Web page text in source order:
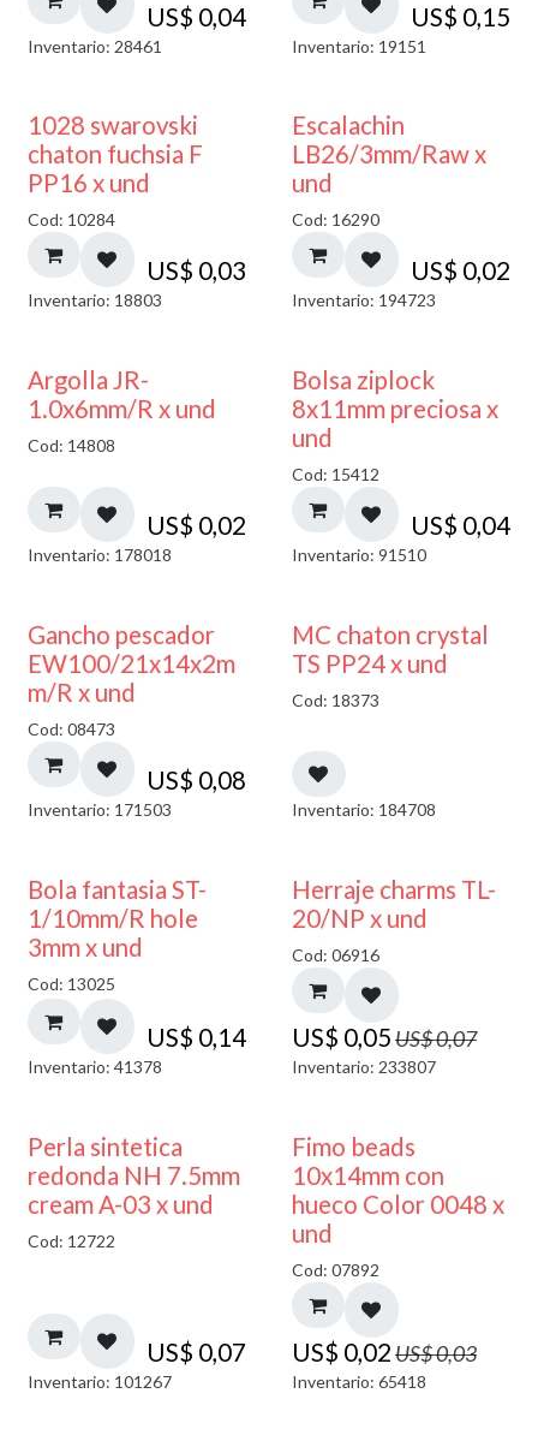
US$ 0,04
Inventario: 28461
US$ 0,15
Inventario: 19151
1028 swarovski
chaton fuchsia F
PP16 x und
Cod: 10284
US$ 0,03
Inventario: 18803
Escalachin
LB26/3mm/Raw x
und
Cod: 16290
US$ 0,02
Inventario: 194723
Argolla JR-
1.0x6mm/R x und
Cod: 14808
US$ 0,02
Inventario: 178018
¡NUEVO!
Bolsa ziplock
8x11mm preciosa x
und
Cod: 15412
US$ 0,04
Inventario: 91510
Gancho pescador
EW100/21x14x2m
m/R x und
Cod: 08473
US$ 0,08
Inventario: 171503
MC chaton crystal
TS PP24 x und
Cod: 18373
Inventario: 184708
Bola fantasia ST-
1/10mm/R hole
3mm x und
Cod: 13025
US$ 0,14
Inventario: 41378
40% DESCUENTO
Herraje charms TL-
20/NP x und
Cod: 06916
US$ 0,05US$0,07
Inventario: 233807
Perla sintetica
redonda NH 7.5mm
cream A-03 x und
Cod: 12722
US$ 0,07
Inventario: 101267
50% DESCUENTO
Fimo beads
10x14mm con
hueco Color 0048 x
und
Cod: 07892
US$ 0,02US$0,03
Inventario: 65418